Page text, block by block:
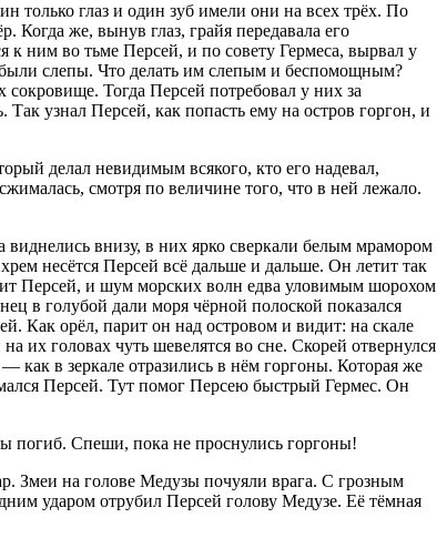
только глаз и один зуб имели они на всех трёх. По
Когда же, вынув глаз, грайя передавала его
к ним во тьме Персей, и по совету Гермеса, вырвал у
были слепы. Что делать им слепым и беспомощным?
Тогда Персей потребовал у них за
Так узнал Персей, как попасть ему на остров горгон, и
делал невидимым всякого, кто его надевал,
смотря по величине того, что в ней лежало.
внизу, в них ярко сверкали белым мрамором
несётся Персей всё дальше и дальше. Он летит так
Персей, и шум морских волн едва уловимым шорохом
в голубой дали моря чёрной полоской показался
Как орёл, парит он над островом и видит: на скале
их головах чуть шевелятся во сне. Скорей отвернулся
в зеркале отразились в нём горгоны. Которая же
Персей. Тут помог Персею быстрый Гермес. Он
погиб. Спеши, пока не проснулись горгоны!
Змеи на голове Медузы почуяли врага. С грозным
ударом отрубил Персей голову Медузе. Её тёмная